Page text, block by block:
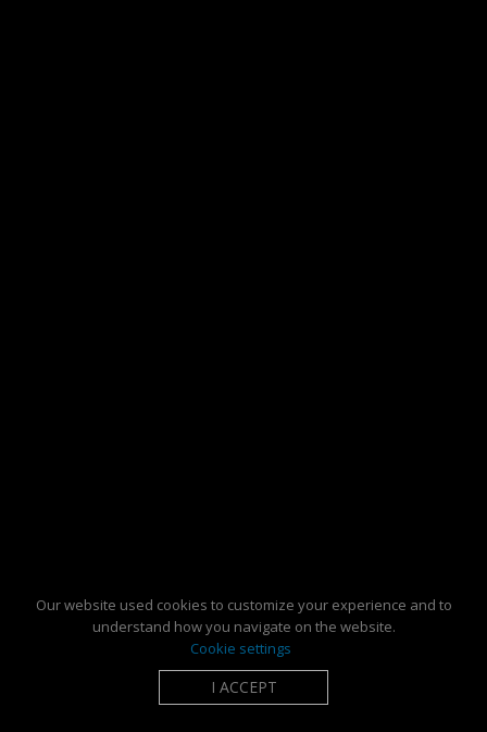
Our website used cookies to customize your experience and to
understand how you navigate on the website.
Cookie settings
I ACCEPT